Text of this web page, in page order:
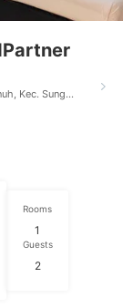
Jl. Laks L Jl. R.E. Martadinata No.7, Ps. Sungai Penuh, Kec. Sungai Penuh, Kabupaten Kerinci, Jambi 37361 Jl. Laks L Jl. R.E. Martadinata No.7, Ps. Sungai Penuh, Kec. Sungai Penuh, Kabupaten Kerinci Sungai Penuh Indonesia 37361
Rooms
1
Guests
2